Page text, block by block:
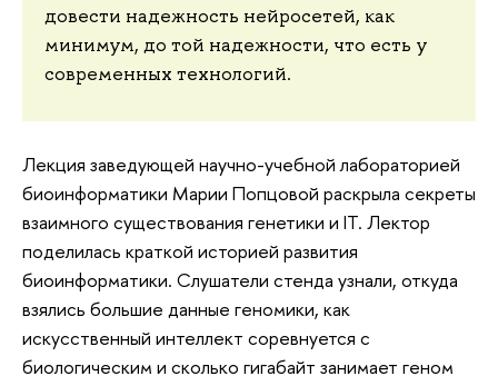
довести надежность нейросетей, как
минимум, до той надежности, что есть у
современных технологий.
Лекция заведующей научно-учебной лабораторией
биоинформатики Марии Попцовой раскрыла секреты
взаимного существования генетики и IT. Лектор
поделилась краткой историей развития
биоинформатики. Слушатели стенда узнали, откуда
взялись большие данные геномики, как
искусственный интеллект соревнуется с
биологическим и сколько гигабайт занимает геном